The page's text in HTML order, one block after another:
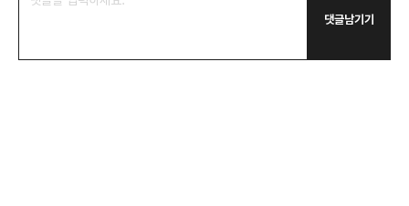
댓글남기기